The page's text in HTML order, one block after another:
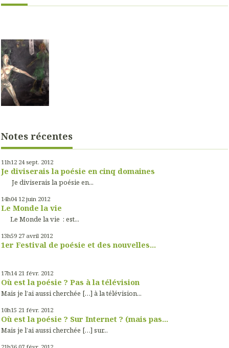
Notes récentes
11h12 24 sept. 2012
Je diviserais la poésie en cinq domaines
Je diviserais la poésie en...
14h04 12 juin 2012
Le Monde la vie
Le Monde la vie : est...
13h59 27 avril 2012
1er Festival de poésie et des nouvelles...
17h14 21 févr. 2012
Où est la poésie ? Pas à la télévision
Mais je l’ai aussi cherchée […] à la télévision...
10h15 21 févr. 2012
Où est la poésie ? Sur Internet ? (mais pas...
Mais je l’ai aussi cherchée […] sur...